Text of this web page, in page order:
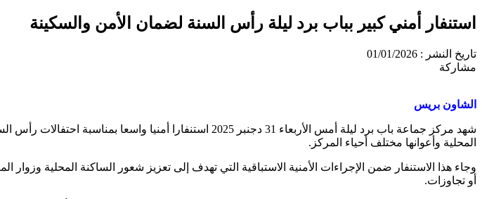
استنفار أمني كبير بباب برد ليلة رأس السنة لضمان الأمن والسكينة
تاريخ النشر : 01/01/2026
مشاركة
الشاون بريس
شهد مركز جماعة باب برد ليلة أمس الأربعاء 31 دجنبر 2025
المحلية وأعوانها مختلف أحياء المركز.
وجاء هذا الاستنفار ضمن الإجراءات الأمنية الاستباقية التي تهدف إلى تعزيز شعور الساكنة المحلية
أو تجاوزات.